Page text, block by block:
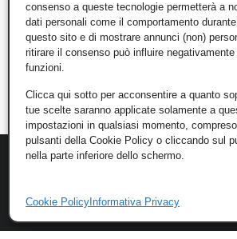
consenso a queste tecnologie permetterà a
dati personali come il comportamento
questo sito e di mostrare annunci (non)
ritirare il consenso può influire
funzioni.
Clicca qui sotto per acconsentire a quanto
tue scelte saranno applicate solamente a
impostazioni in qualsiasi momento,
pulsanti della Cookie Policy o cliccando sul
nella parte inferiore dello schermo.
Cookie Policy Informativa Privacy